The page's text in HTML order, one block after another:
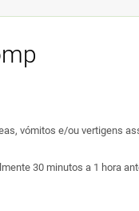
vómitos e/ou vertigens
30 minutos a 1 hora